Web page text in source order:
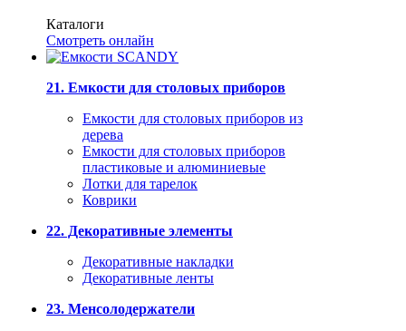
Каталоги
Смотреть онлайн
21. Емкости для столовых приборов
Емкости для столовых приборов из
дерева
Емкости для столовых приборов
пластиковые и алюминиевые
Лотки для тарелок
Коврики
22. Декоративные элементы
Декоративные накладки
Декоративные ленты
23. Менсолодержатели